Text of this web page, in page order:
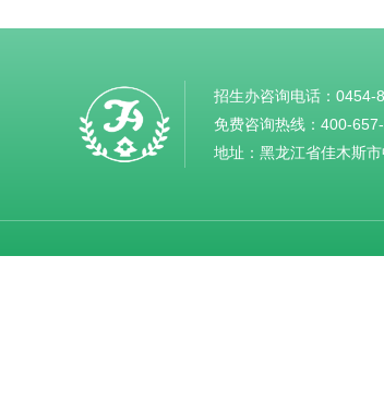
招生办咨询电话： 0454-
免费咨询热线： 400-
地址：黑龙江省佳木斯